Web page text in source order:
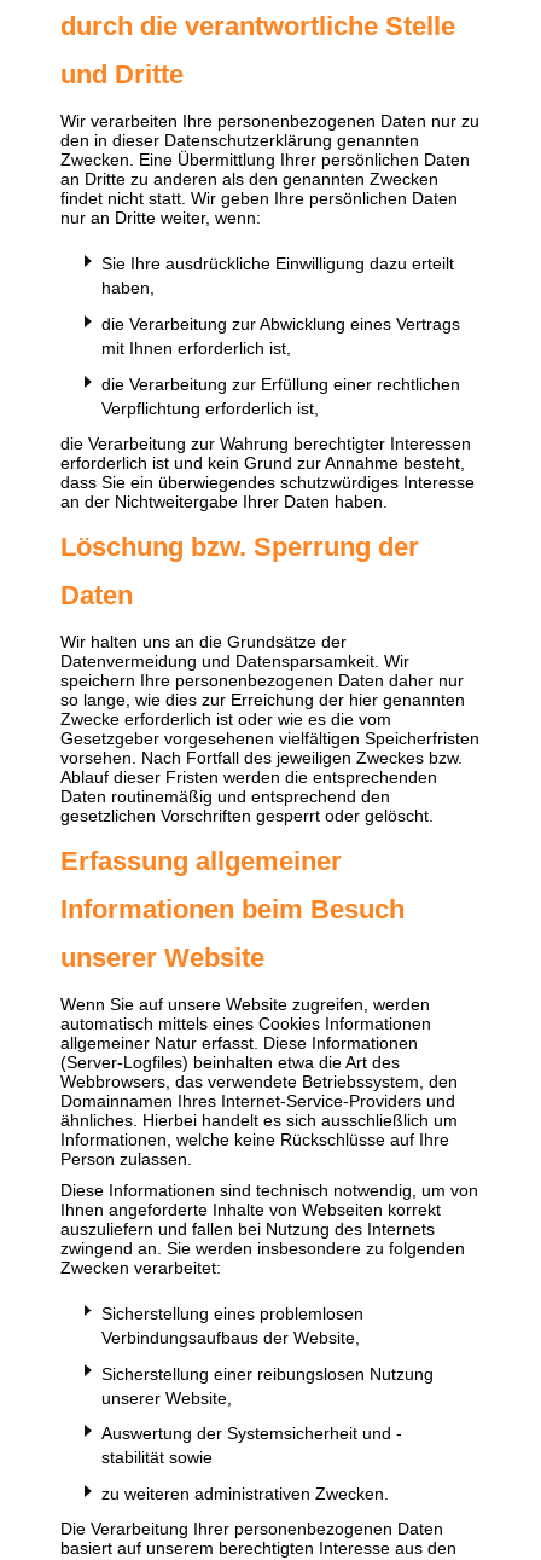
durch die verantwortliche Stelle
und Dritte
Wir verarbeiten Ihre personenbezogenen Daten nur zu
den in dieser Datenschutzerklärung genannten
Zwecken. Eine Übermittlung Ihrer persönlichen Daten
an Dritte zu anderen als den genannten Zwecken
findet nicht statt. Wir geben Ihre persönlichen Daten
nur an Dritte weiter, wenn:
Sie Ihre ausdrückliche Einwilligung dazu erteilt
haben,
die Verarbeitung zur Abwicklung eines Vertrags
mit Ihnen erforderlich ist,
die Verarbeitung zur Erfüllung einer rechtlichen
Verpflichtung erforderlich ist,
die Verarbeitung zur Wahrung berechtigter Interessen
erforderlich ist und kein Grund zur Annahme besteht,
dass Sie ein überwiegendes schutzwürdiges Interesse
an der Nichtweitergabe Ihrer Daten haben.
Löschung bzw. Sperrung der
Daten
Wir halten uns an die Grundsätze der
Datenvermeidung und Datensparsamkeit. Wir
speichern Ihre personenbezogenen Daten daher nur
so lange, wie dies zur Erreichung der hier genannten
Zwecke erforderlich ist oder wie es die vom
Gesetzgeber vorgesehenen vielfältigen Speicherfristen
vorsehen. Nach Fortfall des jeweiligen Zweckes bzw.
Ablauf dieser Fristen werden die entsprechenden
Daten routinemäßig und entsprechend den
gesetzlichen Vorschriften gesperrt oder gelöscht.
Erfassung allgemeiner
Informationen beim Besuch
unserer Website
Wenn Sie auf unsere Website zugreifen, werden
automatisch mittels eines Cookies Informationen
allgemeiner Natur erfasst. Diese Informationen
(Server-Logfiles) beinhalten etwa die Art des
Webbrowsers, das verwendete Betriebssystem, den
Domainnamen Ihres Internet-Service-Providers und
ähnliches. Hierbei handelt es sich ausschließlich um
Informationen, welche keine Rückschlüsse auf Ihre
Person zulassen.
Diese Informationen sind technisch notwendig, um von
Ihnen angeforderte Inhalte von Webseiten korrekt
auszuliefern und fallen bei Nutzung des Internets
zwingend an. Sie werden insbesondere zu folgenden
Zwecken verarbeitet:
Sicherstellung eines problemlosen
Verbindungsaufbaus der Website,
Sicherstellung einer reibungslosen Nutzung
unserer Website,
Auswertung der Systemsicherheit und -
stabilität sowie
zu weiteren administrativen Zwecken.
Die Verarbeitung Ihrer personenbezogenen Daten
basiert auf unserem berechtigten Interesse aus den